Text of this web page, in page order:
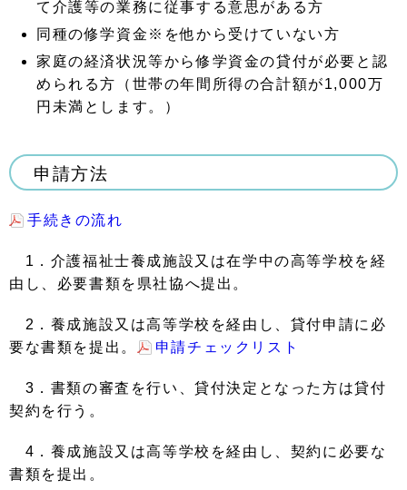
て介護等の業務に従事する意思がある方
同種の修学資金 ※ を他から受けていない方
家庭の経済状況等から修学資金の貸付が必要と認
められる方（世帯の年間所得の合計額が1,000万
円未満とします。）
申請方法
手続きの流れ
1 ．介護福祉士養成施設又は在学中の高等学校を経
由し、必要書類を県社協へ提出。
2 ．養成施設又は高等学校を経由し、貸付申請に必
要な書類を提出。
申請チェックリスト
3 ．書類の審査を行い、貸付決定となった方は貸付
契約を行う。
4 ．養成施設又は高等学校を経由し、契約に必要な
書類を提出。